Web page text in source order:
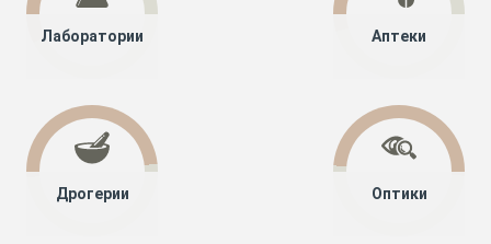
Лаборатории Аптеки
Дрогерии Оптики